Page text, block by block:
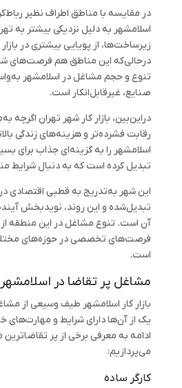
در مقایسه با مناطق اطراف نظیر
اسلامشهر به دلیل نزدیکی بیشتر به
زیرساخت‌ها، از پویایی بیشتری در
درحالی‌که این مناطق هم فرصت‌های
تنوع و حجم مشاغل در اسلامشهر
صنایع، غیرقابل‌انکار است.
دراین‌بین، بازار کار شهر تهران اگرچه
رقابت فشرده‌تر و هزینه‌های زندگی
اسلامشهر را به گزینه‌ای جذاب برای
تبدیل کرده است که به دنبال شرایط
این شهر به‌تدریج به قطبی اقتصادی
تبدیل‌شده و این روند، نویدبخش
آن است. تنوع مشاغل در این منطقه از
فرصت‌های تخصصی در حوزه‌های
است.
مشاغل پر تقاضا در اسلامشهر
بازار کار اسلامشهر طیف وسیعی از
یک از آن‌ها دارای شرایط و
ادامه به معرفی برخی از پر
می‌پردازیم:
کارگر ساده